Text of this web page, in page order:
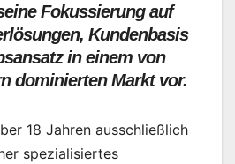
Fokussierung auf
Kundenbasis
in einem von
dominierten Markt vor.
18 Jahren ausschließlich
spezialisiertes